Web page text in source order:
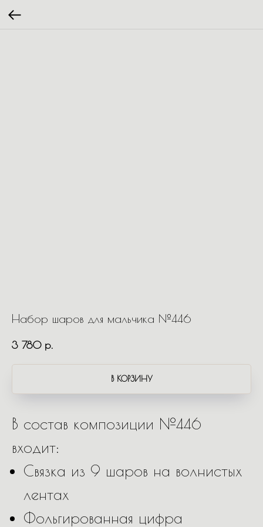
Набор шаров для мальчика №446
3 780 р.
В КОРЗИНУ
В состав композиции №446
входит:
Связка из 9 шаров на волнистых
лентах
Фольгированная цифра